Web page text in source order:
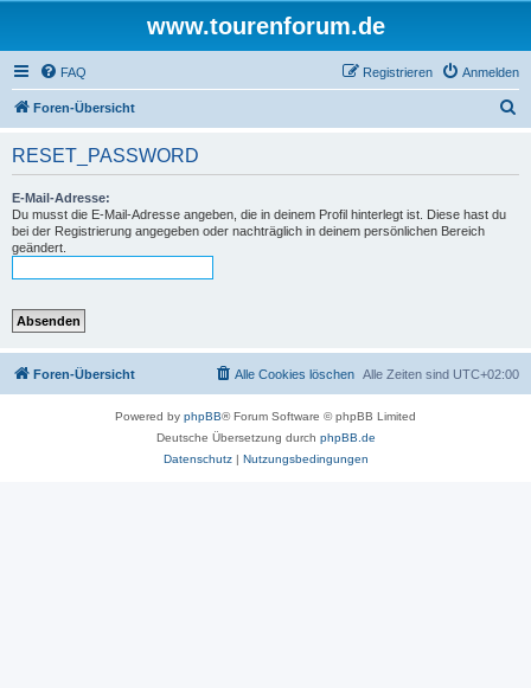
www.tourenforum.de
FAQ Anmelden
Registrieren
Foren-Übersicht
RESET_PASSWORD
E-Mail-Adresse:
Du musst die E-Mail-Adresse angeben, die in deinem Profil hinterlegt ist. Diese hast du
bei der Registrierung angegeben oder nachträglich in deinem persönlichen Bereich
geändert.
Foren-Übersicht Alle Zeiten sind UTC+02:00
Alle Cookies löschen
Powered by phpBB® Forum Software © phpBB Limited
Deutsche Übersetzung durch phpBB.de
Datenschutz| Nutzungsbedingungen